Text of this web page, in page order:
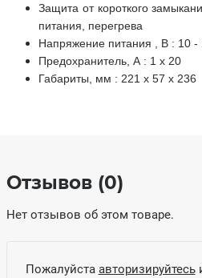
Защита от короткого
питания, перегрева
Напряжение питания , В : 10 -
Предохранитель, А : 1 x 20
Габариты, мм : 221 x 57 x 236
Отзывов (0)
Нет отзывов об этом товаре.
Пожалуйста авторизируйтесь